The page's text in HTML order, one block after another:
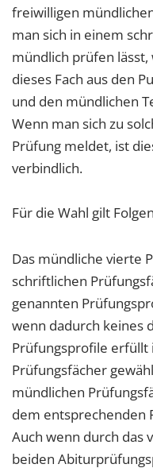
freiwilligen
man sich in einem
mündlich prüfen
dieses Fach aus den
und den mündlichen
Wenn man sich zu
Prüfung meldet, ist
verbindlich.
Für die Wahl gilt
Das mündliche vierte
schriftlichen
genannten
wenn dadurch keines
Prüfungsprofile erfüllt
Prüfungsfächer
mündlichen
dem entsprechenden
Auch wenn durch das
beiden